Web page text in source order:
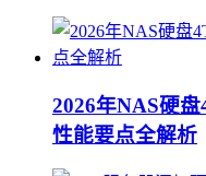
2026年NAS硬
性能要点全解析